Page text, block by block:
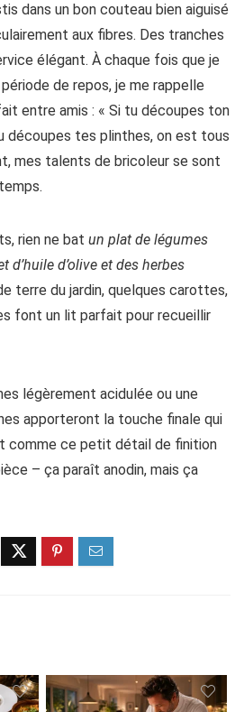
dans un bon couteau bien aiguisé
aux fibres. Des tranches
élégant. À chaque fois que je
de repos, je me rappelle
entre amis : « Si tu découpes ton
découpes tes plinthes, on est tous
mes talents de bricoleur se sont
rien ne bat un plat de légumes
d’huile d’olive et des herbes
terre du jardin, quelques carottes,
font un lit parfait pour recueillir
légèrement acidulée ou une
apporteront la touche finale qui
comme ce petit détail de finition
– ça paraît anodin, mais ça